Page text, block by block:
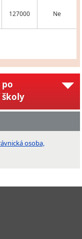
127000 Ne
školy
osoba,